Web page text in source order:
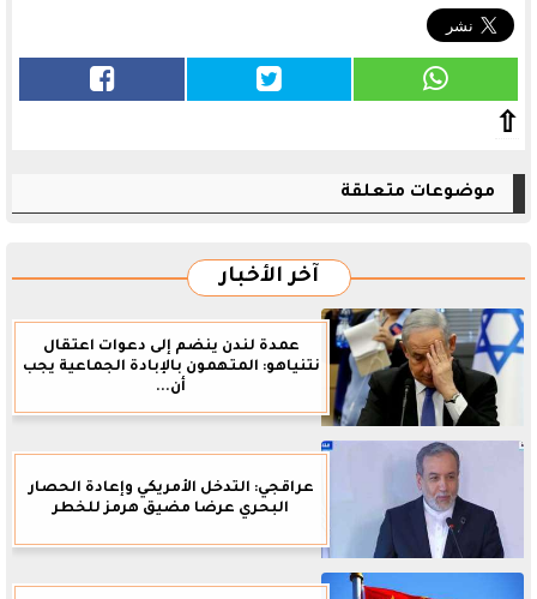
⇧
موضوعات متعلقة
آخر الأخبار
عمدة لندن ينضم إلى دعوات اعتقال
نتنياهو: المتهمون بالإبادة الجماعية يجب
أن...
عراقجي: التدخل الأمريكي وإعادة الحصار
البحري عرضا مضيق هرمز للخطر